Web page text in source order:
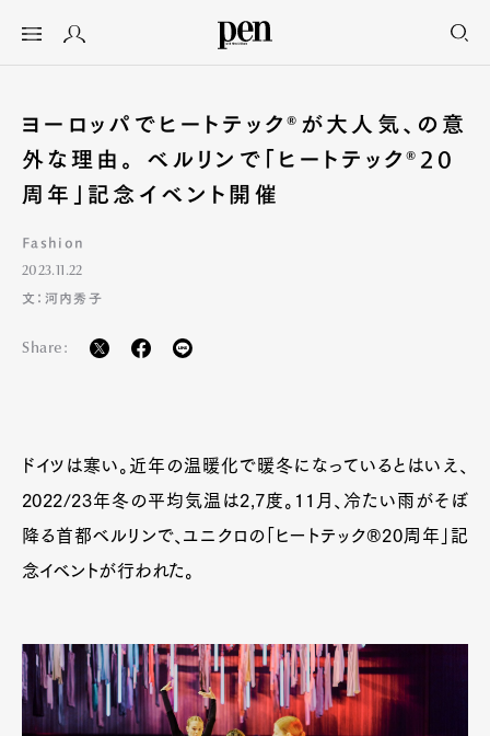
ヨーロッパでヒートテック®が大人気、の意
外な理由。 ベルリンで「ヒートテック®20
周年」記念イベント開催
Fashion
2023.11.22
文：河内秀子
Share:
ドイツは寒い。近年の温暖化で暖冬になっているとはいえ、
2022/23年冬の平均気温は2,7度。11月、冷たい雨がそぼ
降る首都ベルリンで、ユニクロの「ヒートテック®20周年」記
念イベントが行われた。